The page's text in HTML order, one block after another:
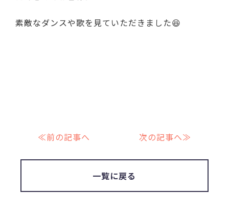
素敵なダンスや歌を見ていただきました😆
≪前の記事へ 次の記事へ≫
一覧に戻る